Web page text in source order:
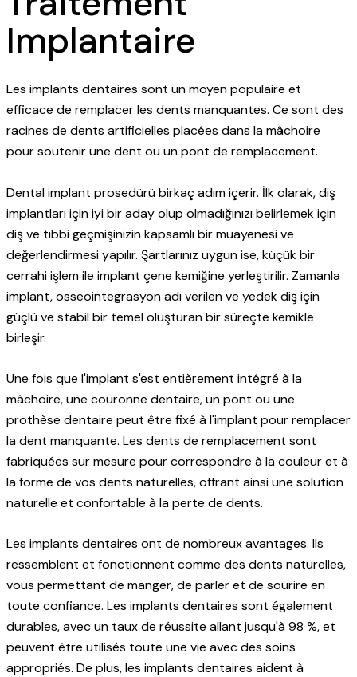
Implantaire
Les implants dentaires sont un moyen populaire et
efficace de remplacer les dents manquantes. Ce sont des
racines de dents artificielles placées dans la mâchoire
pour soutenir une dent ou un pont de remplacement.
Dental implant prosedürü birkaç adım içerir. İlk olarak, diş
implantları için iyi bir aday olup olmadığınızı belirlemek için
diş ve tıbbi geçmişinizin kapsamlı bir muayenesi ve
değerlendirmesi yapılır. Şartlarınız uygun ise, küçük bir
cerrahi işlem ile implant çene kemiğine yerleştirilir. Zamanla
implant, osseointegrasyon adı verilen ve yedek diş için
güçlü ve stabil bir temel oluşturan bir süreçte kemikle
birleşir.
Une fois que l'implant s'est entièrement intégré à la
mâchoire, une couronne dentaire, un pont ou une
prothèse dentaire peut être fixé à l'implant pour remplacer
la dent manquante. Les dents de remplacement sont
fabriquées sur mesure pour correspondre à la couleur et à
la forme de vos dents naturelles, offrant ainsi une solution
naturelle et confortable à la perte de dents.
Les implants dentaires ont de nombreux avantages. Ils
ressemblent et fonctionnent comme des dents naturelles,
vous permettant de manger, de parler et de sourire en
toute confiance. Les implants dentaires sont également
durables, avec un taux de réussite allant jusqu'à 98 %, et
peuvent être utilisés toute une vie avec des soins
appropriés. De plus, les implants dentaires aident à